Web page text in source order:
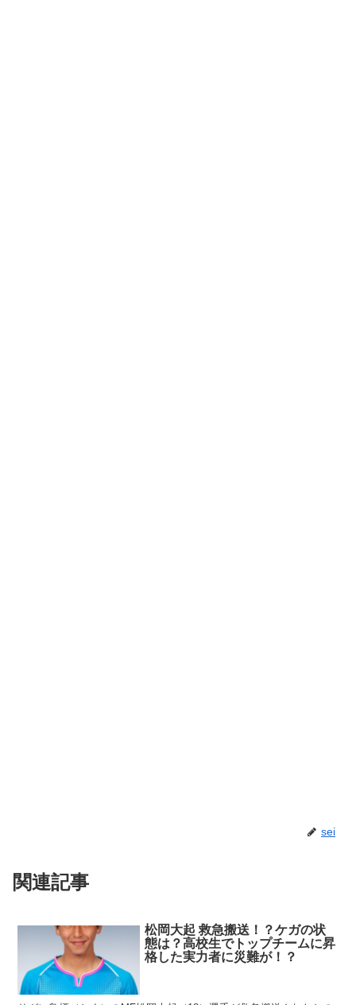
sei
関連記事
松岡大起 救急搬送！？ケガの状
態は？高校生でトップチームに昇
格した実力者に災難が！？